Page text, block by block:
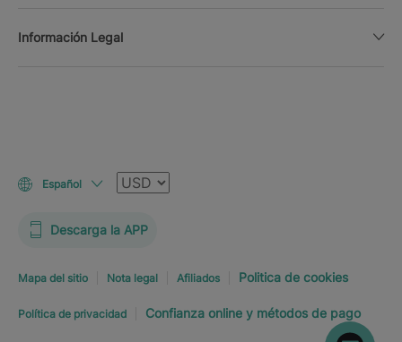
Información Legal
Español Moneda
Descarga la APP
Mapa del sitio Nota legal Afiliados Politica de cookies
Política de privacidad Confianza online y métodos de pago